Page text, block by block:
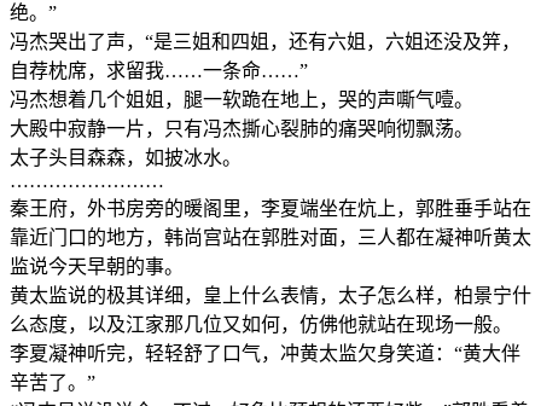
绝。”
冯杰哭出了声，“是三姐和四姐，还有六姐，六姐还没及笄，
自荐枕席，求留我……一条命……”
冯杰想着几个姐姐，腿一软跪在地上，哭的声嘶气噎。
大殿中寂静一片，只有冯杰撕心裂肺的痛哭响彻飘荡。
太子头目森森，如披冰水。
……………………
秦王府，外书房旁的暖阁里，李夏端坐在炕上，郭胜垂手站在
靠近门口的地方，韩尚宫站在郭胜对面，三人都在凝神听黄太
监说今天早朝的事。
黄太监说的极其详细，皇上什么表情，太子怎么样，柏景宁什
么态度，以及江家那几位又如何，仿佛他就站在现场一般。
李夏凝神听完，轻轻舒了口气，冲黄太监欠身笑道：“黄大伴
辛苦了。”